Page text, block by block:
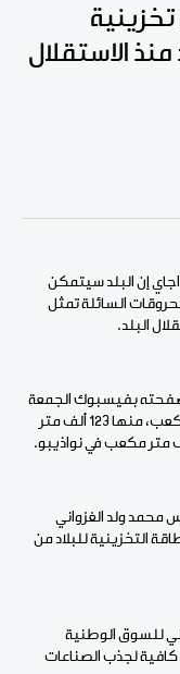
الاستقلال
اجاي إن البلد سيتمكن
السائلة تمثل
البلد.
بفيسبوك الجمعة
أن سعة الطاقة التخزينية ستناهز 213 ألف متر مكعب، منها 123 ألف متر
محمد ولد الغزواني
التخزينية للبلاد من
للسوق الوطنية
كافية لجذب الصناعات